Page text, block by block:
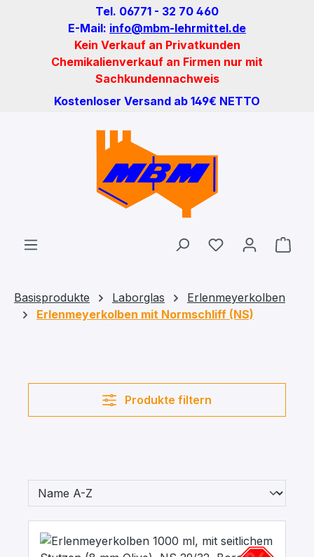
Zum Hauptinhalt springenTel. 06771 - 32 70 460
E-Mail: info@mbm-lehrmittel.de
Kein Verkauf an Privatkunden
Chemikalienverkauf an Firmen nur mit
Sachkundennachweis
Kostenloser Versand ab 149€ NETTO
Du hast 0
Basisprodukte Laborglas
Erlenmeyerkolben
Erlenmeyerkolben mit Normschliff (NS)
Produkte filtern